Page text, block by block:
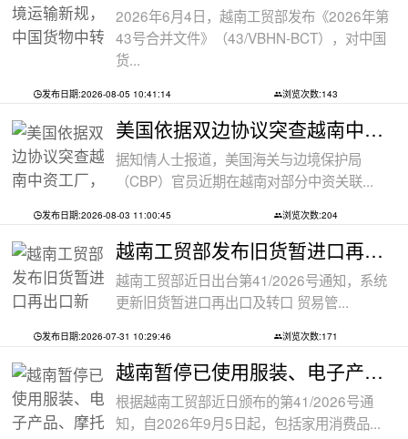
2026年6月4日，越南工贸部发布《2026年第
43号合并文件》（43/VBHN-BCT），对中国
货...
发布日期:2026-08-05 10:41:14 浏览次数:143
美国依据双边协议突查越南中资工厂，三
据知情人士报道，美国海关与边境保护局
（CBP）官员近期在越南对部分中资关联...
发布日期:2026-08-03 11:00:45 浏览次数:204
越南工贸部发布旧货暂进口再出口新规：
越南工贸部近日出台第41/2026号通知，系统
更新旧货暂进口再出口及转口 贸易管...
发布日期:2026-07-31 10:29:46 浏览次数:171
越南暂停已使用服装、电子产品、摩托车
根据越南工贸部近日颁布的第41/2026号通
知，自2026年9月5日起，包括家用消费品...